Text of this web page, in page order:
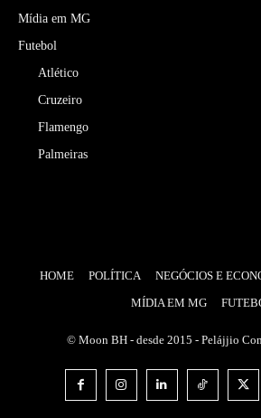
Mídia em MG
Futebol
Atlético
Cruzeiro
Flamengo
Palmeiras
HOME POLÍTICA NEGÓCIOS E
MÍDIA EM MG
© Moon BH - desde 2015 - Pelájjio